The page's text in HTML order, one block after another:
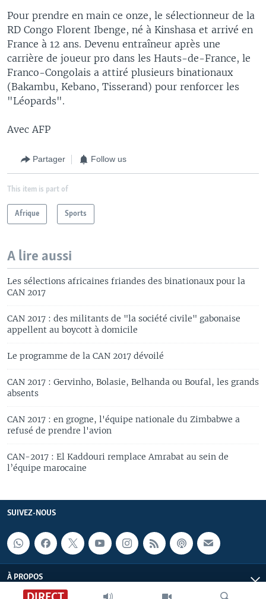
Pour prendre en main ce onze, le sélectionneur de la
RD Congo Florent Ibenge, né à Kinshasa et arrivé en
France à 12 ans. Devenu entraîneur après une
carrière de joueur pro dans les Hauts-de-France, le
Franco-Congolais a attiré plusieurs binationaux
(Bakambu, Kebano, Tisserand) pour renforcer les
"Léopards".
Avec AFP
Partager Follow us
This item is part of
Afrique Sports
A lire aussi
Les sélections africaines friandes des binationaux pour la
CAN 2017
CAN 2017 : des militants de "la société civile" gabonaise
appellent au boycott à domicile
Le programme de la CAN 2017 dévoilé
CAN 2017 : Gervinho, Bolasie, Belhanda ou Boufal, les grands
absents
CAN 2017 : en grogne, l'équipe nationale du Zimbabwe a
refusé de prendre l'avion
CAN-2017 : El Kaddouri remplace Amrabat au sein de
l’équipe marocaine
SUIVEZ-NOUS
À PROPOS